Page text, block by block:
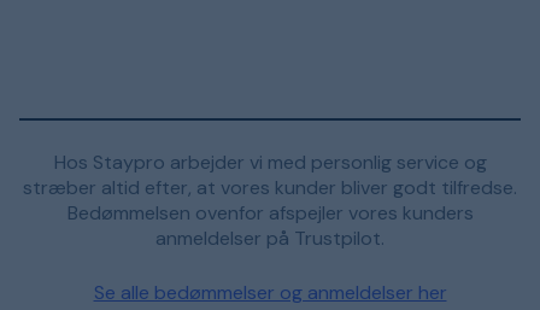
Hos Staypro arbejder vi med personlig service og
stræber altid efter, at vores kunder bliver godt tilfredse.
Bedømmelsen ovenfor afspejler vores kunders
anmeldelser på Trustpilot.
Se alle bedømmelser og anmeldelser her